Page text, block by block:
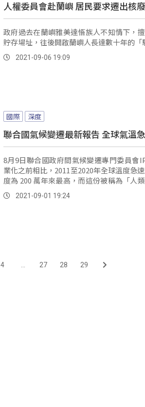
人權委員會赴蘭嶼 居民要求遷出核
政府過去在蘭嶼雅美達悟族人不知情下，
貯存場址，往後開啟蘭嶼人長達數十年的「
2021-09-06 19:09
國際 深度
聯合國氣候變遷最新報告 全球氣溫
8月9日聯合國政府間氣候變遷專門委員會
業化之前相比，2011至2020年全球溫度急
度為 200 萬年來最高，而這份被稱為「人
嚴正呼籲全球不能再漠視氣候危機的衝擊。
2021-09-01 19:24
4 ... 27 28 29